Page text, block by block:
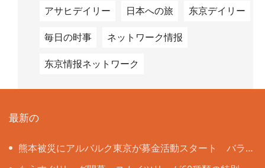
アサヒデイリー 日本への旅 东京デイリー
毎日の时事 ネットワーク情报
东京情报ネットワーク
最新の
熊本被災にアルバルク東京が募金活動スタート バラ